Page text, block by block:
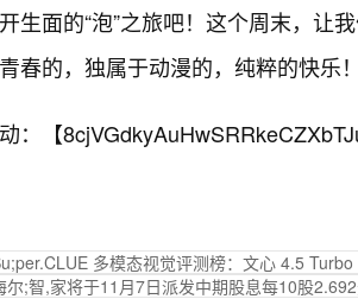
生面的“泡”之旅吧！这个周末，让
春的，独属于动漫的，纯粹的快乐
：【
多模态视觉评测榜：文心 4.5
尔;智,家将于11月7日派发中期股息每10股